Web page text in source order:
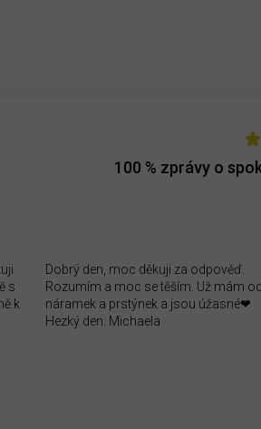
100 % zprávy o
s
k
Dobrý den, moc děkuji za odpověď.
Rozumím a moc se těším. Už mám
náramek a prstýnek a jsou úžasné❤
Hezký den. Michaela